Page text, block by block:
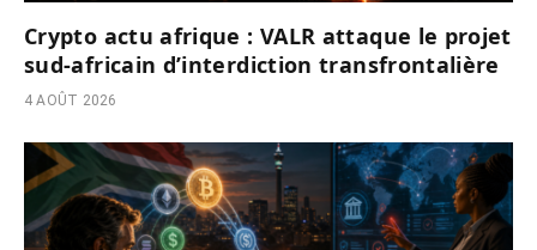
Crypto actu afrique : VALR attaque le projet
sud-africain d’interdiction transfrontalière
4 AOÛT 2026